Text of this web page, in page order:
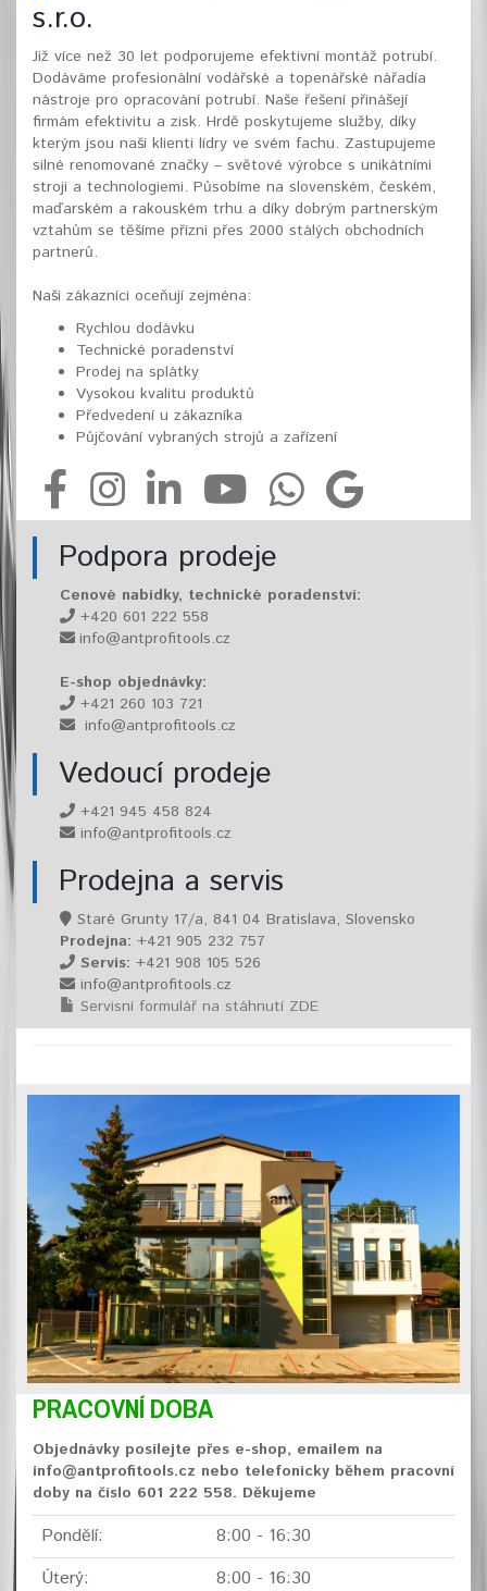
s.r.o.
Již více než 30 let podporujeme efektivní montáž potrubí.
Dodáváme profesionální vodářské a topenářské nářadía
nástroje pro opracování potrubí. Naše řešení přinášejí
firmám efektivitu a zisk. Hrdě poskytujeme služby, díky
kterým jsou naši klienti lídry ve svém fachu. Zastupujeme
silné renomované značky – světové výrobce s unikátními
stroji a technologiemi. Působíme na slovenském, českém,
maďarském a rakouském trhu a díky dobrým partnerským
vztahům se těšíme přízni přes 2000 stálých obchodních
partnerů.
Naši zákazníci oceňují zejména:
Rychlou dodávku
Technické poradenství
Prodej na splátky
Vysokou kvalitu produktů
Předvedení u zákazníka
Půjčování vybraných strojů a zařízení
Podpora prodeje
Cenové nabídky, technické poradenství:
+420 601 222 558
info@antprofitools.cz
E-shop objednávky:
+421 260 103 721
info@antprofitools.cz
Vedoucí prodeje
+421 945 458 824
info@antprofitools.cz
Prodejna a servis
Staré Grunty 17/a, 841 04 Bratislava, Slovensko
Prodejna: +421 905 232 757
Servis: +421 908 105 526
info@antprofitools.cz
Servisní formulář na stáhnutí ZDE
PRACOVNÍ DOBA
Objednávky posílejte přes e-shop, emailem na
info@antprofitools.cz nebo telefonicky během pracovní
doby na číslo 601 222 558. Děkujeme
Pondělí:
8:00 - 16:30
Úterý:
8:00 - 16:30